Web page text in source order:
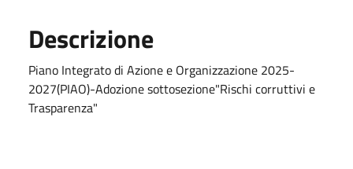
Descrizione
Piano Integrato di Azione e Organizzazione 2025-
2027(PIAO)-Adozione sottosezione"Rischi corruttivi e
Trasparenza"